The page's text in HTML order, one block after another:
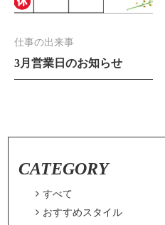
仕事の出来事
3月営業日のお知らせ
CATEGORY
 すべて
 おすすめスタイル